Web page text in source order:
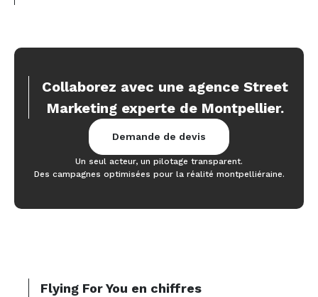
Collaborez avec une agence Street
Marketing experte de Montpellier.
Demande de devis
Un seul acteur, un pilotage transparent.
Des campagnes optimisées pour la réalité montpelliéraine.
Flying For You en chiffres